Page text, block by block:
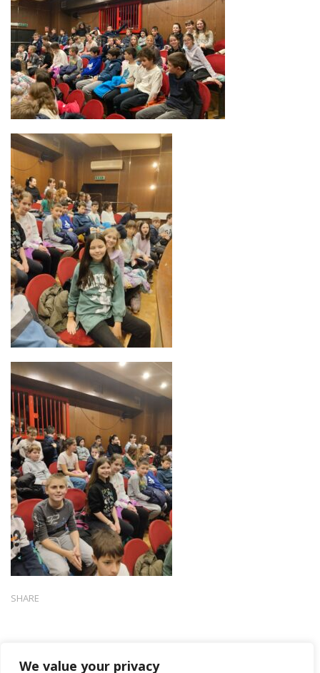
We value your privacy
SHARE